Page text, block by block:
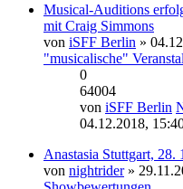
Musical-Auditions
mit Craig Simmons
von iSFF Berlin »
"musicalische"
0
64004
von iSFF Berlin
04.12.2018,
Anastasia Stuttgart, 28.
von nightrider»